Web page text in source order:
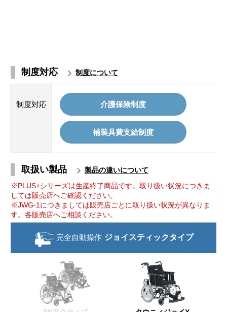
制度対応 制度について
制度対応 介護保険制度
補装具費支給制度
取扱い製品
製品の違いについて
※PLUS+シリーズは生産終了商品です。取り扱い状況につきま
しては販売店へご確認ください。
※JWG-1につきましては販売店ごとに取り扱い状況が異なりま
す。各販売店へご相談ください。
完全自動操作 ジョイスティックタイプ